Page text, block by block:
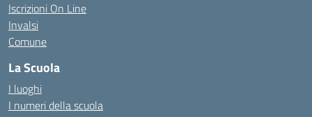
Iscrizioni On Line
Invalsi
Comune
La Scuola
I luoghi
I numeri della scuola